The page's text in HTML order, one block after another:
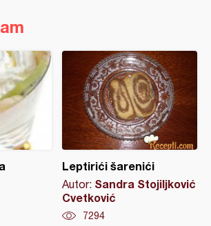
Leptirići šarenići
Autor: Sandra Stojiljković
Cvetković
7294